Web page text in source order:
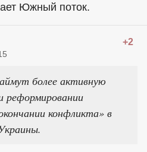
Южный поток.
+2
более активную
реформировании
конфликта» в